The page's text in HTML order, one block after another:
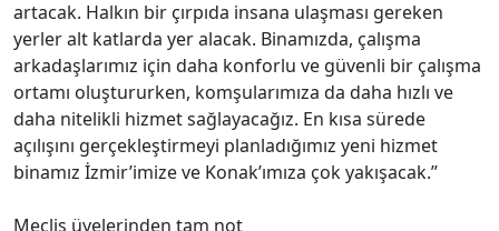
Bina tasarımında şeffaflık ve vatandaşın kolay erişimi ön
planda tutuldu
Konak Belediyesi’nin, 2’si bodrum, 8’i normal ve biri
asma kattan oluşan, yaklaşık 12 bin metrekarelik inşaat
alanına sahip yeni hizmet binasının yapımında son
aşamaya gelindi. Teknik altyapısı zemine oturtulan